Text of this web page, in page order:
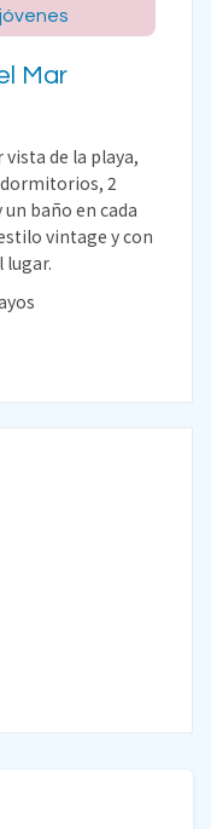
Mar
de la playa,
dormitorios, 2
baño en cada
vintage y con
lugar.